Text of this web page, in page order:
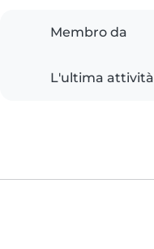
Membro da
L'ultima attività